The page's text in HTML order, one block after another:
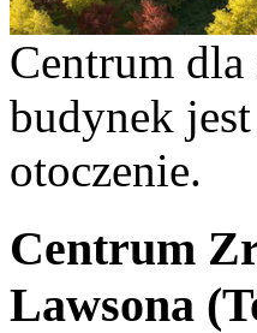
Centrum
budynek
otoczenie.
Centrum
Lawsona